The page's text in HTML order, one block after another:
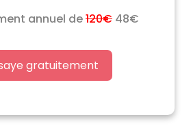
annuel de120€ 48€
gratuitement